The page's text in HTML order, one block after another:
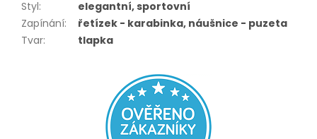
Styl:
elegantní, sportovní
Zapínání:
řetízek - karabinka, náušnice - puzeta
Tvar: tlapka